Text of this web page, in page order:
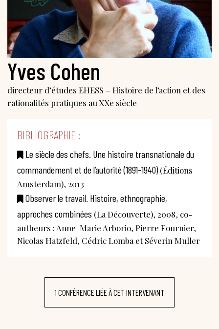
Yves Cohen
directeur d’études EHESS – Histoire de l’action et des
rationalités pratiques au XXe siècle
BIBLIOGRAPHIE :
Le siècle des chefs. Une histoire transnationale du
commandement et de l’autorité (1891-1940)(Éditions
Amsterdam), 2013
Observer le travail. Histoire, ethnographie,
approches combinées (La Découverte), 2008, co-
autheurs : Anne-Marie Arborio, Pierre Fournier,
Nicolas Hatzfeld, Cédric Lomba et Séverin Muller
1 CONFÉRENCE LIÉE À CET INTERVENANT